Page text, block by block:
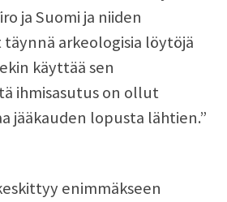
ja Suomi ja niiden
arkeologisia löytöjä
käyttää sen
ihmisasutus on ollut
jääkauden lopusta lähtien.”
enimmäkseen